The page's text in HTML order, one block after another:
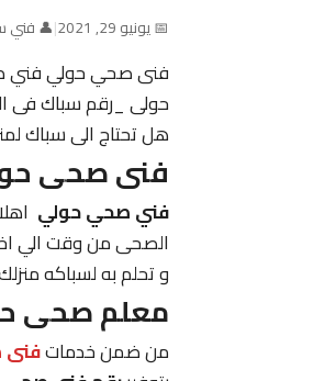
📅 يونيو 29, 2021 |
👤
فنى صحي حولي فني
حولى _رقم سباك فى
هل تحتاج الى سباك
فنى صحى
فني صحي حولي
الصحى من وقت الي
و تحلم به لسباكه
معلم صحى
من ضمن خدمات